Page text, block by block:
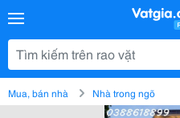
Mua, bán nhà Nhà trong ngõ